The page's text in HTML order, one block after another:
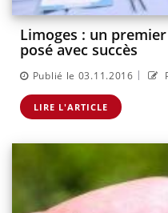
Limoges : un
posé avec succès
Publié le 03.11.2016 |
LIRE L'ARTICLE